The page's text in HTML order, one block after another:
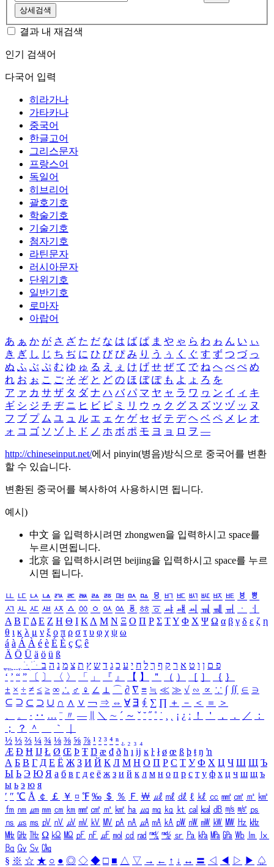
상세검색
결과 내 재검색
인기 검색어
다국어 입력
히라가나
가타카나
중국어
한글고어
그리스문자
프랑스어
독일어
히브리어
괄호기호
학술기호
기술기호
첨자기호
라틴문자
러시아문자
단위기호
일반기호
로마자
아랍어
あ ぁ か が さ ざ た だ な は ば ぱ ま や ゃ ら わ ゎ ん い ぃ
き ぎ し じ ち ぢ に ひ び ぴ み り う ぅ く ぐ す ず つ づ っ
ぬ ふ ぶ ぷ む ゆ ゅ る え ぇ け げ せ ぜ て で ね へ べ ぺ め
れ お ぉ こ ご そ ぞ と ど の ほ ぼ ぽ も よ ょ ろ を
ア ァ カ サ ザ タ ダ ナ ハ バ パ マ ヤ ャ ラ ワ ヮ ン イ ィ キ
ギ シ ジ チ ヂ ニ ヒ ビ ピ ミ リ ウ ゥ ク グ ス ズ ツ ヅ ッ ヌ
フ ブ プ ム ユ ュ ル エ ェ ケ ゲ セ ゼ テ デ ヘ ベ ペ メ レ オ
ォ コ ゴ ソ ゾ ト ド ノ ホ ボ ポ モ ヨ ョ ロ ヲ ―
http://chineseinput.net/에서 pinyin(병음)방식으로 중국어를 변환
할 수 있습니다.
변환된 중국어를 복사하여 사용하시면 됩니다.
예시)
中文 을 입력하시려면 zhongwen을 입력하시고 space를
누르시면됩니다.
北京 을 입력하시려면 beijing을 입력하시고 space를 누르
시면 됩니다.
ㅥ ㅦ ㅧ ㅨ ㅩ ㅪ ㅫ ㅬ ㅭ ㅮ ㅯ ㅰ ㅱ ㅲ ㅳ ㅴ ㅵ ㅶ ㅷ ㅸ
ㅹ
ㅺ ㅻ ㅼ ㅽ ㅾ ㅿ ㆀ ㆁ ㆂ ㆃ ㆄ ㆅ ㆆ ㆇ ㆈ ㆉ ㆊ ㆋ ㆌ ㆍ
ㆎ
Α Β ΓΔ Ε Ζ Η Θ Ι ΚΛ Μ Ν Ξ Ο Π Ρ Σ ΤΥ Φ Χ Ψ Ω α β γ δ ε ζ η
θ ι κ λ μ ν ξ ο π ρ σ τ υ φ χ ψ ω
á à Á À é è É È ç Ç ê
Ä Ö Ü ä ö ü ß
ִֶֹ ֻּ ׁׂ פ ם ן ו ט א ר ק ף ך ל ח י ע כ ג ד ש ץ ת צ מ נ ה ב
‘ ’ “ ” 〔 〕 〈 〉 「 」 『 』 【 】 ＂ （ ） ［ ］ ｛ ｝
± × ÷ ≠ ≤ ≥ ∞ ∴ ♂ ♀ ∠ ⊥ ⌒ ∂ ∇ ≡ ≒ ≪ ≫ √ ∽ ∝ ∵ ∫ ∬ ∈ ∋
⊆ ⊇ ⊂ ⊃ ∪ ∩ ∧ ∨ ￢ ⇒ ⇔ ∀ ∃ ∮ ∑ ∏ ＋ － ＜ ＝
＞
、
。 · ‥ … ¨ 〃 ― ＼ ∼ ´ ～ ˇ ˘ ˝ ˚ ˙ ¸ ¡ ¿ ː ！ ＇ ， ． ／
：
；
？ ＾ ｀
½ ⅓ ⅔ ¼ ¾ ⅛ ⅜ ⅝ ⅞ ¹ ² ³ ⁴ ⁿ ₁ ₂ ₃ ₄
Æ Ð Ħ Ĳ Ł Ø Œ Þ Ŧ Ŋ æ đ ð ħ ı ĳ ĸ ŀ ł ø œ ß þ ŧ ŋ ŉ
А Б В Г Д Е Ё Ж З И Й К Л М Н О П Р С Т У Ф Х Ц Ч Ш Щ Ъ
Ы Ь Э Ю Я а б в г д е ё ж з и й к л м н о п р с т у ф х ц ч ш щ ъ
ы ь э ю я
′ ″ ℃ Å ￠ ￡ ￥ ¤ ℉ ‰ ＄ ％ Ｆ ￦ ㎕ ㎖ ㎗ ℓ ㎘ ㏄ ㎣ ㎤ ㎥ ㎦
㎙ ㎚ ㎛ ㎜ ㎝ ㎞ ㎟ ㎠ ㎡ ㎢ ㏊ ㎍ ㎎ ㎏ ㏏ ㎈ ㎉ ㏈ ㎧ ㎨ ㎰
㎱ ㎲ ㎳ ㎴ ㎵ ㎶ ㎷ ㎸ ㎹ ㎀ ㎁ ㎂ ㎃ ㎄ ㎺ ㎻ ㎽ ㎾ ㎿ ㎐ ㎑
㎒ ㎓ ㎔ Ω ㏀ ㏁ ㎊ ㎋ ㎌ ㏖ ㏅ ㎭ ㎮ ㎯ ㏛ ㎩ ㎪ ㎫ ㎬ ㏝ ㏐
㏓
㏃ ㏉ ㏜ ㏆
§ ※ ☆ ★ ○ ● ◎ ◇ ◆ □ ■ △ ▽ → ← ↑ ↓ ↔ 〓 ◁ ◀ ▷ ▶ ♤